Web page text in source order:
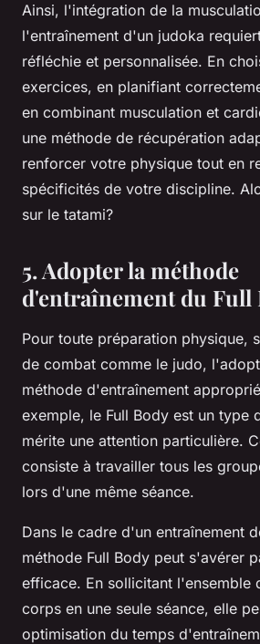
Ainsi, l'intégration de la
l'entraînement d'un judoka
réfléchie et personnalisée. En
exercices, en planifiant
en combinant musculation et
une méthode de récupération
renforcer votre physique tout en
spécificités de votre discipline.
sur le tatami?
5. Adopter la méthode
d'entraînement du Full
Pour toute préparation physique,
de combat comme le judo,
méthode d'entraînement
exemple, le Full Body est un type
mérite une attention particulière.
consiste à travailler tous les
lors d'une même séance.
Dans le cadre d'un entraînement
méthode Full Body peut s'avérer
efficace. En sollicitant l'ensemble
corps en une seule séance, elle
optimisation du temps